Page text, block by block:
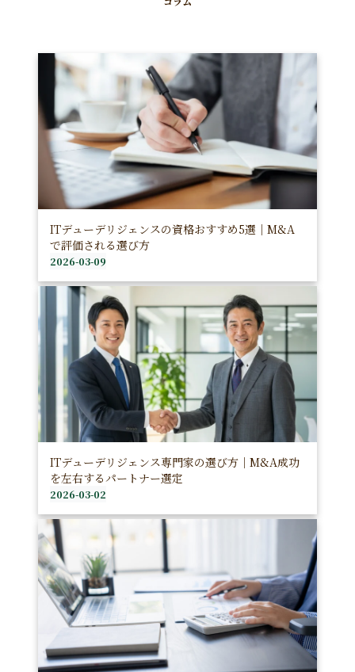
ITデューデリジェンスの資格おすすめ5選｜M&A
で評価される選び方
2026-03-09
ITデューデリジェンス専門家の選び方｜M&A成功
を左右するパートナー選定
2026-03-02